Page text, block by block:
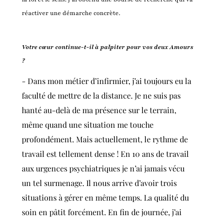
réactiver une démarche concrète.
Votre cœur continue-t-il à palpiter pour vos deux Amours
?
- Dans mon métier d’infirmier, j’ai toujours eu la
faculté de mettre de la distance. Je ne suis pas
hanté au-delà de ma présence sur le terrain,
même quand une situation me touche
profondément. Mais actuellement, le rythme de
travail est tellement dense ! En 10 ans de travail
aux urgences psychiatriques je n’ai jamais vécu
un tel surmenage. Il nous arrive d’avoir trois
situations à gérer en même temps. La qualité du
soin en pâtit forcément. En fin de journée, j’ai